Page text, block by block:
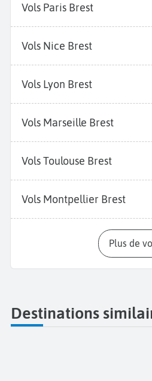
Vols Paris Brest
Vols Nice Brest
Vols Lyon Brest
Vols Marseille Brest
Vols Toulouse Brest
Vols Montpellier Brest
Plus de
Destinations